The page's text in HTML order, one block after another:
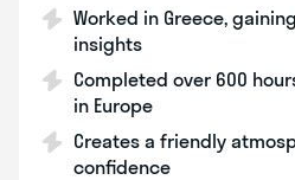
Worked in Greece,
insights
Completed over 600
in Europe
Creates a friendly
confidence